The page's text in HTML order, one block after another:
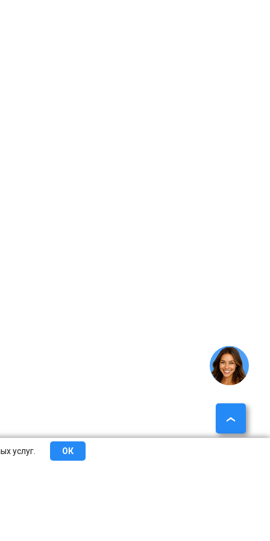
услуг. ОК